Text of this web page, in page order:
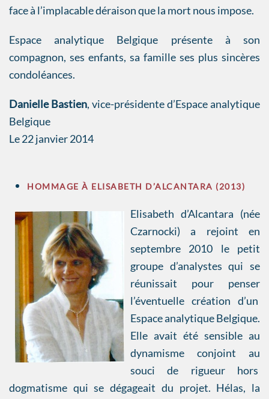
face à l’implacable déraison que la mort nous impose.
Espace analytique Belgique présente à son
compagnon, ses enfants, sa famille ses plus sincères
condoléances.
Danielle Bastien, vice-présidente d’Espace analytique
Belgique
Le 22 janvier 2014
HOMMAGE À ELISABETH D’ALCANTARA (2013)
Elisabeth d’Alcantara (née
Czarnocki) a rejoint en
septembre 2010 le petit
groupe d’analystes qui se
réunissait pour penser
l’éventuelle création d’un
Espace analytique Belgique.
Elle avait été sensible au
dynamisme conjoint au
souci de rigueur hors
dogmatisme qui se dégageait du projet. Hélas, la